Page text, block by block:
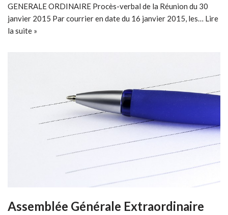
GENERALE ORDINAIRE Procès-verbal de la Réunion du 30
janvier 2015 Par courrier en date du 16 janvier 2015, les… Lire
la suite »
Assemblée Générale Extraordinaire